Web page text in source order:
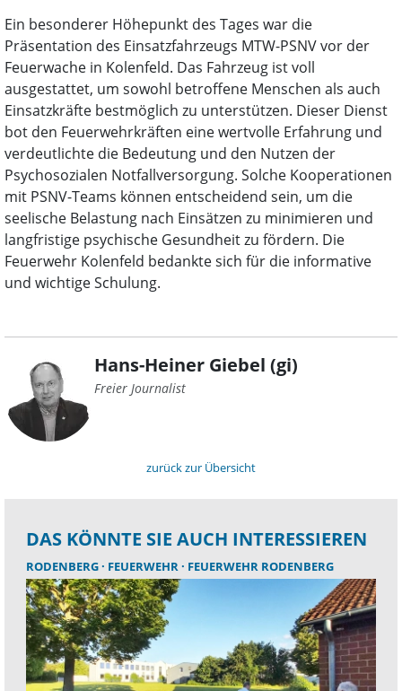
Ein besonderer Höhepunkt des Tages war die
Präsentation des Einsatzfahrzeugs MTW-PSNV vor der
Feuerwache in Kolenfeld. Das Fahrzeug ist voll
ausgestattet, um sowohl betroffene Menschen als auch
Einsatzkräfte bestmöglich zu unterstützen. Dieser Dienst
bot den Feuerwehrkräften eine wertvolle Erfahrung und
verdeutlichte die Bedeutung und den Nutzen der
Psychosozialen Notfallversorgung. Solche Kooperationen
mit PSNV-Teams können entscheidend sein, um die
seelische Belastung nach Einsätzen zu minimieren und
langfristige psychische Gesundheit zu fördern. Die
Feuerwehr Kolenfeld bedankte sich für die informative
und wichtige Schulung.
Hans-Heiner Giebel (gi)
Freier Journalist
zurück zur Übersicht
DAS KÖNNTE SIE AUCH INTERESSIEREN
RODENBERG FEUERWEHR FEUERWEHR RODENBERG